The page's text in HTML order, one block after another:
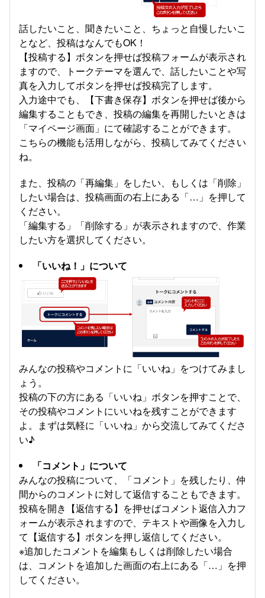
話したいこと、聞きたいこと、ちょっと自慢したいこ
となど、投稿はなんでもOK！
【投稿する】ボタンを押せば投稿フォームが表示され
ますので、トークテーマを選んで、話したいことや写
真を入力してボタンを押せば投稿完了します。
入力途中でも、【下書き保存】ボタンを押せば後から
編集することもでき、投稿の編集を再開したいときは
「マイページ画面」にて確認することができます。
こちらの機能も活用しながら、投稿してみてください
ね。
また、投稿の「再編集」をしたい、もしくは「削除」
したい場合は、投稿画面の右上にある「…」を押して
ください。
「編集する」「削除する」が表示されますので、作業
したい方を選択してください。
「いいね！」について
みんなの投稿やコメントに「いいね」をつけてみまし
ょう。
投稿の下の方にある「いいね」ボタンを押すことで、
その投稿やコメントにいいねを残すことができます
よ。まずは気軽に「いいね」から交流してみてくださ
い♪
「コメント」について
みんなの投稿について、「コメント」を残したり、仲
間からのコメントに対して返信することもできます。
投稿を開き【返信する】を押せばコメント返信入力フ
ォームが表示されますので、テキストや画像を入力し
て【返信する】ボタンを押し返信してください。
※追加したコメントを編集もしくは削除したい場合
は、コメントを追加した画面の右上にある「…」を押
してください。